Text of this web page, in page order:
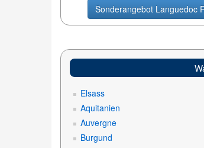
Sonderangebot Languedoc
Elsass
Aquitanien
Auvergne
Burgund